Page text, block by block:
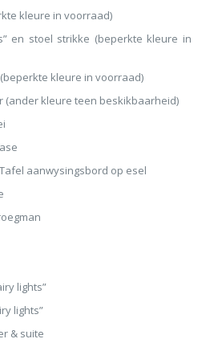
kleure in voorraad)
en stoel strikke (beperkte kleure in
kleure in voorraad)
(ander kleure teen beskikbaarheid)
aanwysingsbord op esel
lights”
lights”
& suite